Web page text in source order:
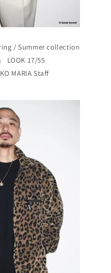
/ Summer collection
LOOK 17/55
MARIA Staff